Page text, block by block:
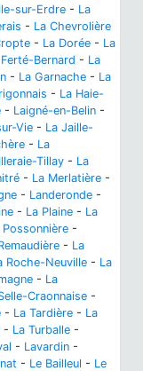
sur-Erdre - La
- La Chevrolière
- La Dorée - La
Bernard - La
- La Garnache - La
- La Haie-
- Laigné-en-Belin -
Vie - La Jaille-
- La
Tillay - La
- La Merlatière -
- Landeronde -
- La Plaine - La
Possonnière -
- La
Roche-Neuville - La
- La
Craonnaise -
- La Tardière - La
- La Turballe -
- Lavardin -
- Le Bailleul - Le